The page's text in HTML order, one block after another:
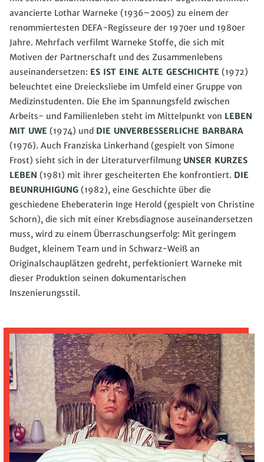
avancierte Lothar Warneke (1936–2005) zu einem der
renommiertesten DEFA-Regisseure der 1970er und 1980er
Jahre. Mehrfach verfilmt Warneke Stoffe, die sich mit
Motiven der Partnerschaft und des Zusammenlebens
auseinandersetzen: ES IST EINE ALTE GESCHICHTE (1972)
beleuchtet eine Dreiecksliebe im Umfeld einer Gruppe von
Medizinstudenten. Die Ehe im Spannungsfeld zwischen
Arbeits- und Familienleben steht im Mittelpunkt von LEBEN
MIT UWE (1974) und DIE UNVERBESSERLICHE BARBARA
(1976). Auch Franziska Linkerhand (gespielt von Simone
Frost) sieht sich in der Literaturverfilmung UNSER KURZES
LEBEN (1981) mit ihrer gescheiterten Ehe konfrontiert. DIE
BEUNRUHIGUNG (1982), eine Geschichte über die
geschiedene Eheberaterin Inge Herold (gespielt von Christine
Schorn), die sich mit einer Krebsdiagnose auseinandersetzen
muss, wird zu einem Überraschungserfolg: Mit geringem
Budget, kleinem Team und in Schwarz-Weiß an
Originalschauplätzen gedreht, perfektioniert Warneke mit
dieser Produktion seinen dokumentarischen
Inszenierungsstil.